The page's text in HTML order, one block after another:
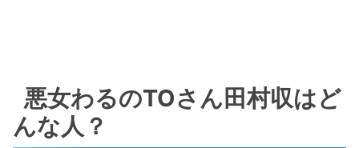
悪女わるのTOさん田村収はど
んな人？